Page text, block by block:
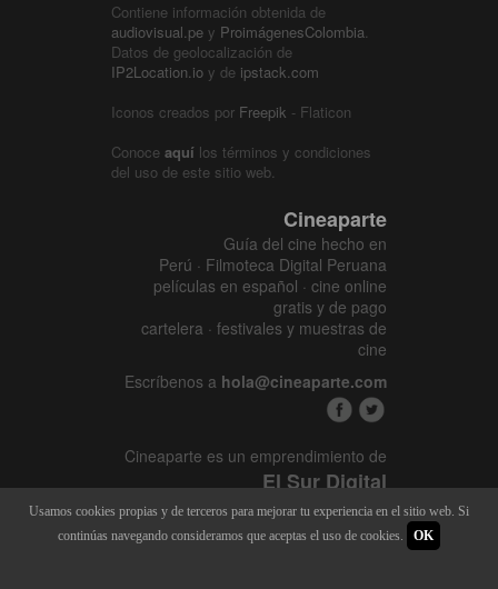
Contiene información obtenida de
audiovisual.pe y ProimágenesColombia.
Datos de geolocalización de
IP2Location.io y de ipstack.com
Iconos creados por Freepik - Flaticon
Conoce aquí los términos y condiciones
del uso de este sitio web.
Cineaparte
Guía del cine hecho en
Perú · Filmoteca Digital Peruana
películas en español · cine online
gratis y de pago
cartelera · festivales y muestras de
cine
Escríbenos a hola@cineaparte.com
Cineaparte es un emprendimiento de
El Sur Digital
www.elsurcine.com
Desarrollado porSALA247
Usamos cookies propias y de terceros para mejorar tu experiencia en el sitio web. Si
continúas navegando consideramos que aceptas el uso de cookies.
OK